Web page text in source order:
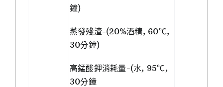
鐘)
蒸發殘渣-(20%酒精, 60℃,
30分鐘)
高錳酸鉀消耗量-(水, 95℃,
30分鐘